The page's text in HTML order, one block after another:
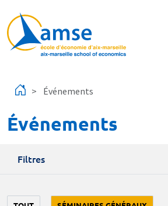
Événements
Événements
Filtres